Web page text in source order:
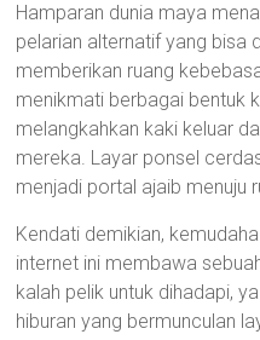
Hamparan dunia maya
pelarian alternatif yang bisa
memberikan ruang
menikmati berbagai bentuk
melangkahkan kaki keluar
mereka. Layar ponsel
menjadi portal ajaib menuju
Kendati demikian,
internet ini membawa
kalah pelik untuk dihadapi,
hiburan yang bermunculan